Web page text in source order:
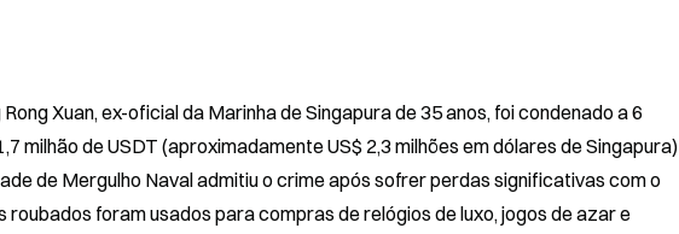
Xuan, ex-oficial da Marinha de Singapura de 35 anos, foi condenado a 6
milhão de USDT (aproximadamente US$ 2,3 milhões em dólares de Singapura)
de Mergulho Naval admitiu o crime após sofrer perdas significativas com o
foram usados para compras de relógios de luxo, jogos de azar e